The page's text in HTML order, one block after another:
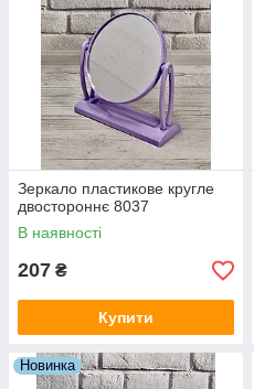
Зеркало пластикове кругле
двостороннє 8037
В наявності
207 ₴
Купити
Новинка